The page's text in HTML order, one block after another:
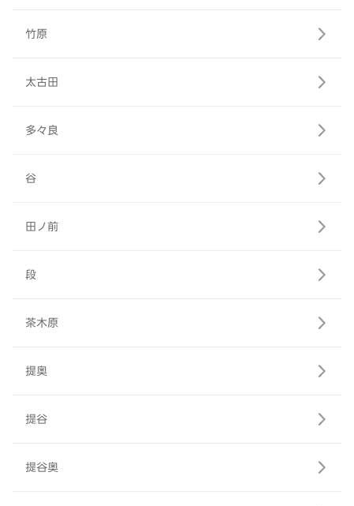
竹原
太古田
多々良
谷
田ノ前
段
茶木原
提奥
提谷
提谷奥